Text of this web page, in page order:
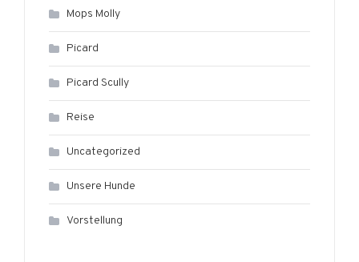
Mops Molly
Picard
Picard Scully
Reise
Uncategorized
Unsere Hunde
Vorstellung